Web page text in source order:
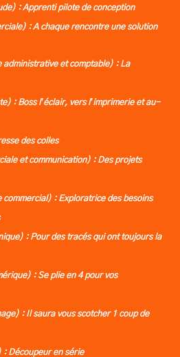
: Apprenti pilote de conception
: A chaque rencontre une solution
administrative et comptable) : La
: Boss l’éclair, vers l’imprimerie et au-
des colles
et communication) : Des projets
commercial) : Exploratrice des besoins
: Pour des tracés qui ont toujours la
: Se plie en 4 pour vos
: Il saura vous scotcher 1 coup de
: Découpeur en série